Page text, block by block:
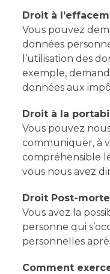
Droit à
Vous pouvez
données
l’utilisation des
exemple,
données aux
Droit à la
Vous pouvez
communiquer, à
compréhensible
vous nous avez
Droit Post-
Vous avez la
personne qui
personnelles
Comment